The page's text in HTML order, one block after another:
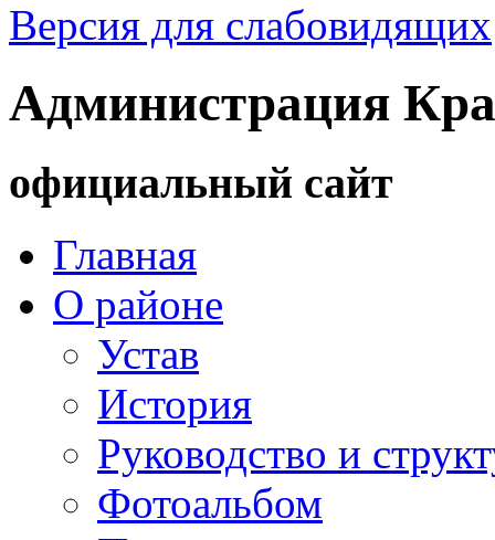
Версия для слабовидящих
Администрация
официальный сайт
Главная
О районе
Устав
История
Руководство и
Фотоальбом